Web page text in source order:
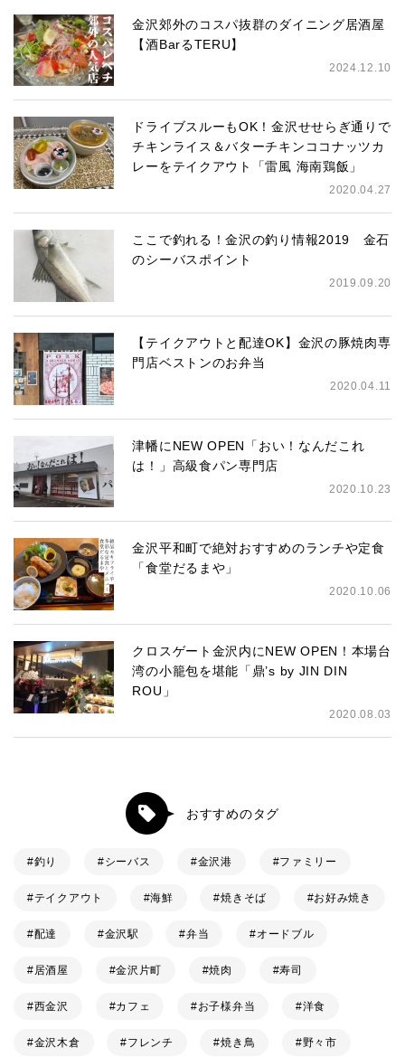
金沢郊外のコスパ抜群のダイニング居酒屋
【酒BarるTERU】
2024.12.10
ドライブスルーもOK！金沢せせらぎ通りで
チキンライス＆バターチキンココナッツカ
レーをテイクアウト「雷風 海南鶏飯」
2020.04.27
ここで釣れる！金沢の釣り情報2019 金石
のシーバスポイント
2019.09.20
【テイクアウトと配達OK】金沢の豚焼肉専
門店ベストンのお弁当
2020.04.11
津幡にNEW OPEN「おい！なんだこれ
は！」高級食パン専門店
2020.10.23
金沢平和町で絶対おすすめのランチや定食
「食堂だるまや」
2020.10.06
クロスゲート金沢内にNEW OPEN！本場台
湾の小籠包を堪能「鼎’s by JIN DIN
ROU」
2020.08.03
おすすめのタグ
釣り シーバス 金沢港 ファミリー
テイクアウト 海鮮 焼きそば お好み焼き
配達 金沢駅 弁当 オードブル
居酒屋 金沢片町 焼肉 寿司
西金沢 カフェ お子様弁当 洋食
金沢木倉 フレンチ 焼き鳥 野々市